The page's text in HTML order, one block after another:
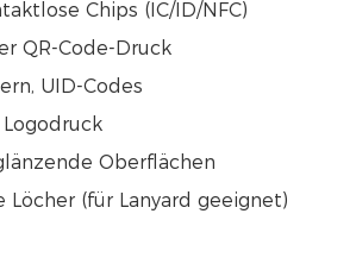
Chips (IC/ID/NFC)
QR-Code-Druck
UID-Codes
Oberflächen
Löcher (für Lanyard geeignet)